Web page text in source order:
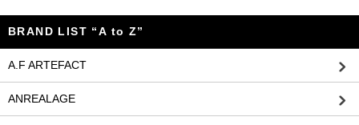
BRAND LIST “A to Z”
A.F ARTEFACT
ANREALAGE